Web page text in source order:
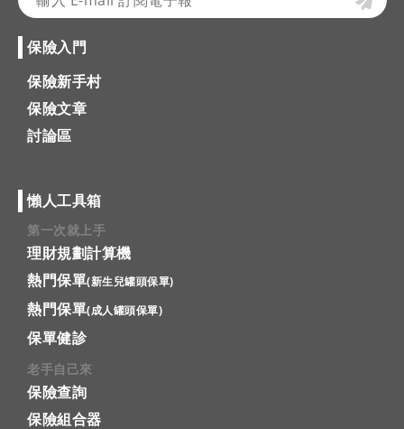
保險入門
保險新手村
保險文章
討論區
懶人工具箱
第一次就上手
理財規劃計算機
熱門保單(新生兒罐頭保單)
熱門保單(成人罐頭保單)
保單健診
老手自己來
保險查詢
保險組合器